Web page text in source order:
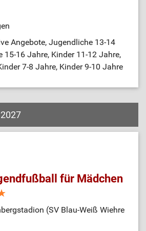
Angebote, Jugendliche 13-14
15-16 Jahre, Kinder 11-12 Jahre,
7-8 Jahre, Kinder 9-10 Jahre
für Mädchen
(SV Blau-Weiß Wiehre